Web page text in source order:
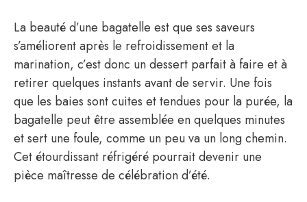
La beauté d’une bagatelle est que ses saveurs
s’améliorent après le refroidissement et la
marination, c’est donc un dessert parfait à faire et à
retirer quelques instants avant de servir. Une fois
que les baies sont cuites et tendues pour la purée, la
bagatelle peut être assemblée en quelques minutes
et sert une foule, comme un peu va un long chemin.
Cet étourdissant réfrigéré pourrait devenir une
pièce maîtresse de célébration d’été.